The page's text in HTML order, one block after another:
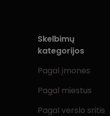
Skelbimų
kategorijos
Pagal įmones
Pagal miestus
Pagal verslo sritis